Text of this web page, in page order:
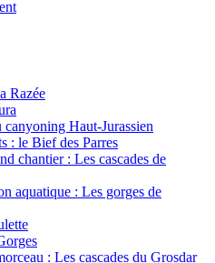
Razée
Haut-Jurassien
: le Bief des Parres
chantier : Les cascades de
aquatique : Les gorges de
: Les cascades du Grosdar